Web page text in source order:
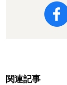
関連記事